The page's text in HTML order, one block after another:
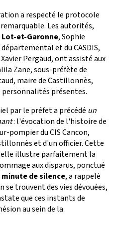
a respecté le protocole
Les autorités,
et-Garonne, Sophie
et du CASDIS,
Pergaud, ont assisté aux
Zane, sous-préfète de
maire de Castillonnès,
présentes.
par le préfet a précédé un
: l'évocation de l'histoire de
pompier du CIS Cancon,
et d'un officier. Cette
illustre parfaitement la
aux disparus, ponctué
de silence, a rappelé
trouvent des vies dévouées,
que ces instants de
au sein de la